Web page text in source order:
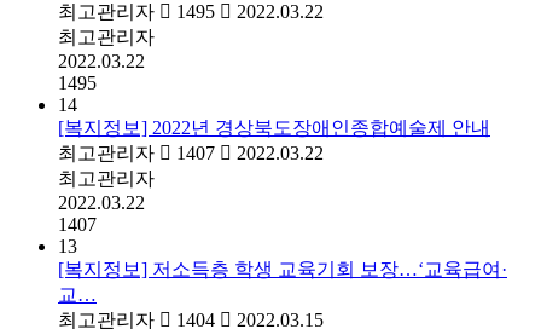
최고관리자
1495
2022.03.22
최고관리자
2022.03.22
1495
14
[복지정보] 2022년 경상북도장애인종합예술제 안내
최고관리자
1407
2022.03.22
최고관리자
2022.03.22
1407
13
[복지정보] 저소득층 학생 교육기회 보장…‘교육급여·
교…
최고관리자
1404
2022.03.15